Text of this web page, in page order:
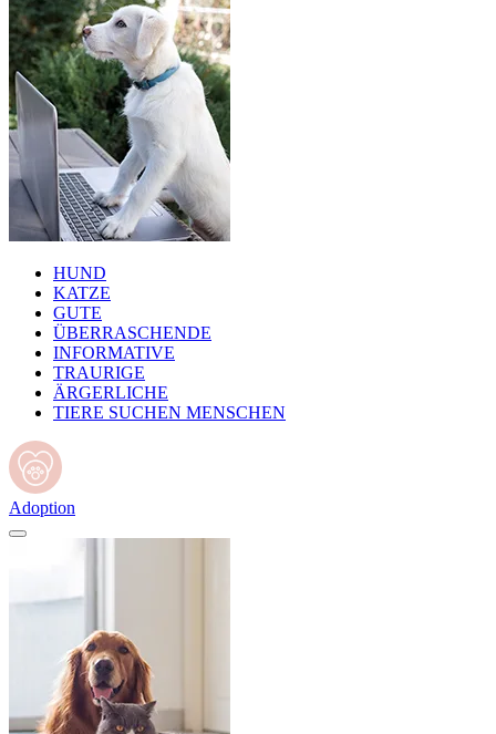
HUND
KATZE
GUTE
ÜBERRASCHENDE
INFORMATIVE
TRAURIGE
ÄRGERLICHE
TIERE SUCHEN MENSCHEN
Adoption